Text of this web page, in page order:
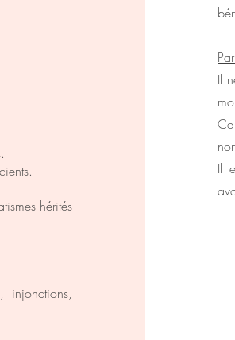
hérités
injonctions,
Il
Il